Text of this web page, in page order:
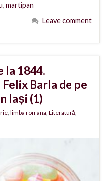
, martipan
Leave comment
la 1844.
Barla de pe
Iași (1)
limba romana Literatură